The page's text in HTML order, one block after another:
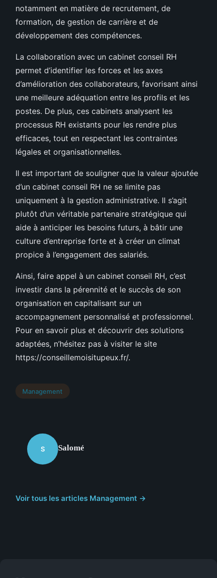
notamment en matière de recrutement, de
formation, de gestion de carrière et de
développement des compétences.
La collaboration avec un cabinet conseil RH
permet d’identifier les forces et les axes
d’amélioration des collaborateurs, favorisant ainsi
une meilleure adéquation entre les profils et les
postes. De plus, ces cabinets analysent les
processus RH existants pour les rendre plus
efficaces, tout en respectant les contraintes
légales et organisationnelles.
Il est important de souligner que la valeur ajoutée
d’un cabinet conseil RH ne se limite pas
uniquement à la gestion administrative. Il s’agit
plutôt d’un véritable partenaire stratégique qui
aide à anticiper les besoins futurs, à bâtir une
culture d’entreprise forte et à créer un climat
propice à l’engagement des salariés.
Ainsi, faire appel à un cabinet conseil RH, c’est
investir dans la pérennité et le succès de son
organisation en capitalisant sur un
accompagnement personnalisé et professionnel.
Pour en savoir plus et découvrir des solutions
adaptées, n’hésitez pas à visiter le site
https://conseillemoisitupeux.fr/.
Management
S Salomé
Voir tous les articles Management →